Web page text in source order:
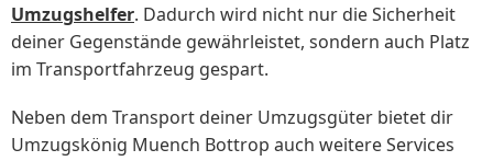
Umzugshelfer. Dadurch wird nicht nur die Sicherheit
deiner Gegenstände gewährleistet, sondern auch Platz
im Transportfahrzeug gespart.
Neben dem Transport deiner Umzugsgüter bietet dir
Umzugskönig Muench Bottrop auch weitere Services